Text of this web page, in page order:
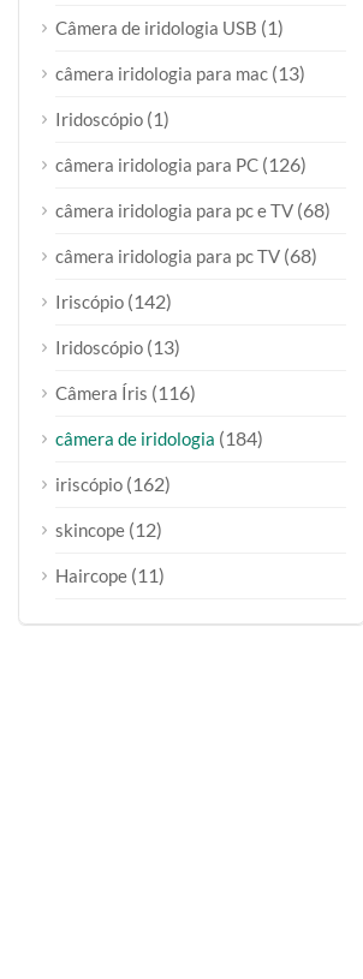
Câmera de iridologia USB (1)
câmera iridologia para mac (13)
Iridoscópio (1)
câmera iridologia para PC (126)
câmera iridologia para pc e TV (68)
câmera iridologia para pc TV (68)
Iriscópio (142)
Iridoscópio (13)
Câmera Íris (116)
câmera de iridologia (184)
iriscópio (162)
skincope (12)
Haircope (11)